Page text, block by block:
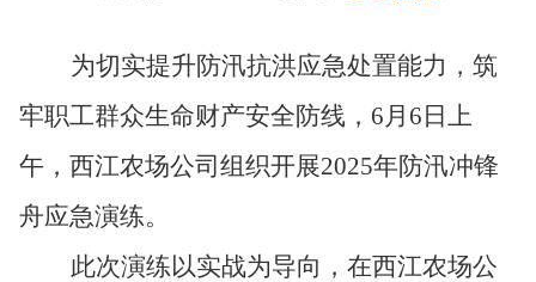
为切实提升防汛抗洪应急处置能力，筑
牢职工群众生命财产安全防线， 6月6日上
午，西江农场公司组织开展2025年防汛冲锋
舟应急演练。
此次演练以实战为导向，在西江农场公